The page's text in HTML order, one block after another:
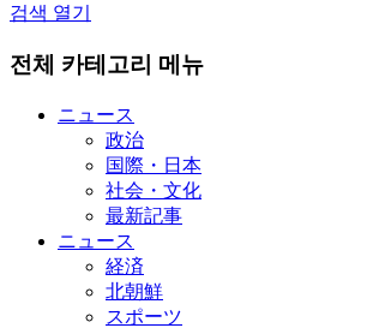
검색 열기
전체 카테고리 메뉴
ニュース
政治
国際・日本
社会・文化
最新記事
ニュース
経済
北朝鮮
スポーツ